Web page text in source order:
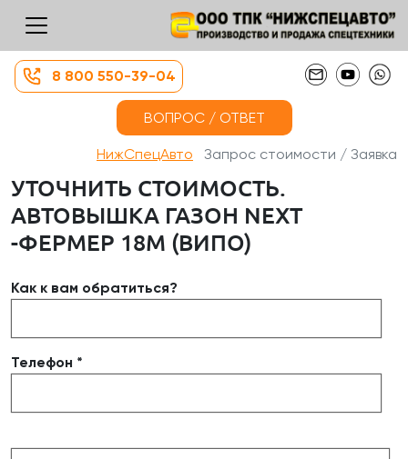
8 800 550-39-04
ВОПРОС / ОТВЕТ
НижСпецАвто Запрос стоимости / Заявка
УТОЧНИТЬ СТОИМОСТЬ.
АВТОВЫШКА ГАЗОН NEXT
-ФЕРМЕР 18М (ВИПО)
Как к вам обратиться?
Телефон *